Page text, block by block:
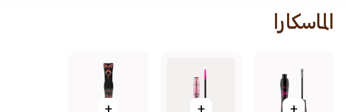
الماسكارا
+
+
+